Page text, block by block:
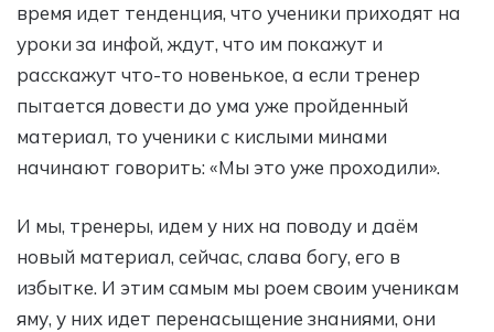
время идет тенденция, что ученики приходят на
уроки за инфой, ждут, что им покажут и
расскажут что-то новенькое, а если тренер
пытается довести до ума уже пройденный
материал, то ученики с кислыми минами
начинают говорить: «Мы это уже проходили».
И мы, тренеры, идем у них на поводу и даём
новый материал, сейчас, слава богу, его в
избытке. И этим самым мы роем своим ученикам
яму, у них идет перенасыщение знаниями, они